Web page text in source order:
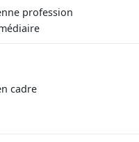
profession
cadre